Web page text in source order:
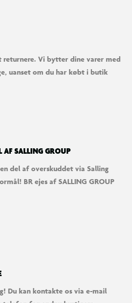
sjove detaljer og funktioner til børn,
returnere. Vi bytter dine varer med
uanset om du har købt i butik
AF SALLING GROUP
del af overskuddet via Salling
BR ejes af SALLING GROUP
Du kan kontakte os via e-mail